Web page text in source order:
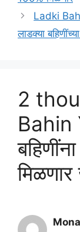
Ladki
लाडक्या
2
Bahin
मिळणार